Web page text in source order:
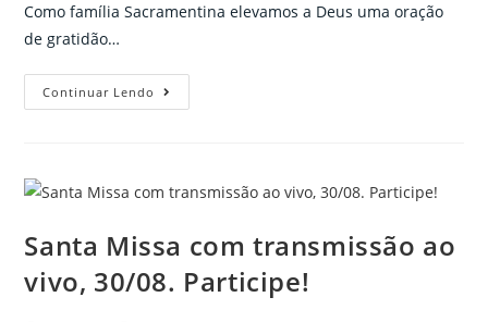
Como família Sacramentina elevamos a Deus uma oração
de gratidão…
Continuar Lendo
Padre
sss
Santa Missa com transmissão ao
vivo, 30/08. Participe!